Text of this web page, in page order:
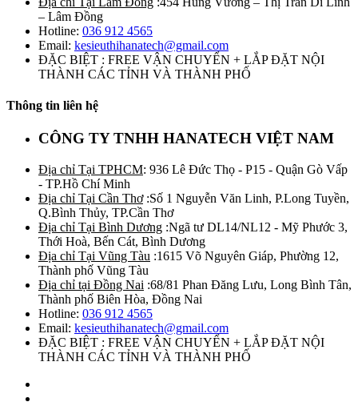
– Lâm Đồng
Hotline: 036 912 4565
Email: kesieuthihanatech@gmail.com
ĐẶC BIỆT : FREE VẬN CHUYỂN + LẮP ĐẶT NỘI
THÀNH CÁC TỈNH VÀ THÀNH PHỐ
Thông tin liên hệ
CÔNG TY TNHH HANATECH VIỆT NAM
Địa chỉ Tại TPHCM: 936 Lê Đức Thọ - P15 - Quận Gò Vấp
- TP.Hồ Chí Minh
Địa chỉ Tại Cần Thơ:Số 1 Nguyễn Văn Linh, P.Long Tuyền,
Q.Bình Thủy, TP.Cần Thơ
Địa chỉ Tại Bình Dương :Ngã tư DL14/NL12 - Mỹ Phước 3,
Thới Hoà, Bến Cát, Bình Dương
Địa chỉ Tại Vũng Tàu :1615 Võ Nguyên Giáp, Phường 12,
Thành phố Vũng Tàu
Địa chỉ tại Đồng Nai :68/81 Phan Đăng Lưu, Long Bình Tân,
Thành phố Biên Hòa, Đồng Nai
Hotline: 036 912 4565
Email: kesieuthihanatech@gmail.com
ĐẶC BIỆT : FREE VẬN CHUYỂN + LẮP ĐẶT NỘI
THÀNH CÁC TỈNH VÀ THÀNH PHỐ